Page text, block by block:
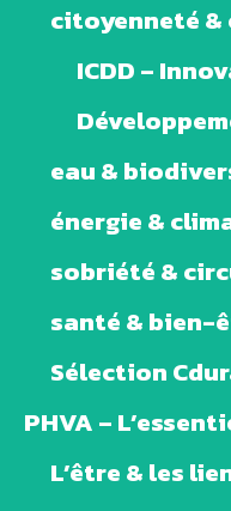
citoyenneté
ICDD –
eau &
énergie &
sobriété &
santé & bien-
Sélection
PHVA –
L’être & les